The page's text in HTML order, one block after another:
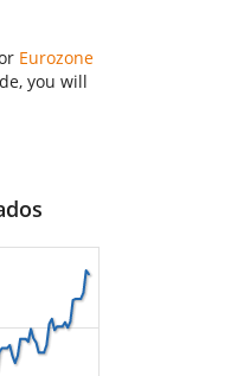
Eurozone
you will